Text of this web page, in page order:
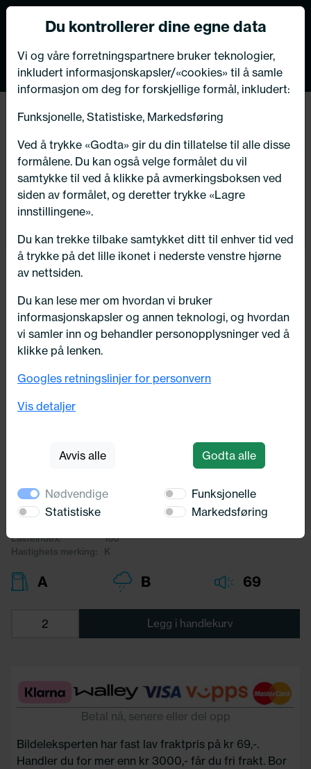
Tilbake
Utsolgt
385/65X22,5 Michelin Last X-LINE
Bredde:
385,00
Profil:
Lasteindex:
160
Hastighets merking:
K
A B 69
Legg i handlekurv
Betal nå, senere eller del opp
Bildeleksperten har fast lav fraktpris på kr 69,-.
Handler du for mer enn kr 3000,- får du fri frakt. Bor
VIKTIG MELDING TIL VÅRE KUNDER
Bildeleksperten har flyttet
Velkommen til oss på vår nye adresse:
Numedalsvegen 76, 3617 Kongsberg
Du kontrollerer dine egne data
Vi og våre forretningspartnere bruker teknologier,
inkludert informasjonskapsler/«cookies» til å samle
informasjon om deg for forskjellige formål, inkludert:
Funksjonelle, Statistiske, Markedsføring
Ved å trykke «Godta» gir du din tillatelse til alle disse
formålene. Du kan også velge formålet du vil
samtykke til ved å klikke på avmerkingsboksen ved
siden av formålet, og deretter trykke «Lagre
innstillingene».
Du kan trekke tilbake samtykket ditt til enhver tid ved
å trykke på det lille ikonet i nederste venstre hjørne
av nettsiden.
Du kan lese mer om hvordan vi bruker
informasjonskapsler og annen teknologi, og hvordan
vi samler inn og behandler personopplysninger ved å
klikke på lenken.
Googles retningslinjer for personvern
Vis detaljer
Avvis alle Godta alle
Nødvendige
Funksjonelle
Statistiske
Markedsføring